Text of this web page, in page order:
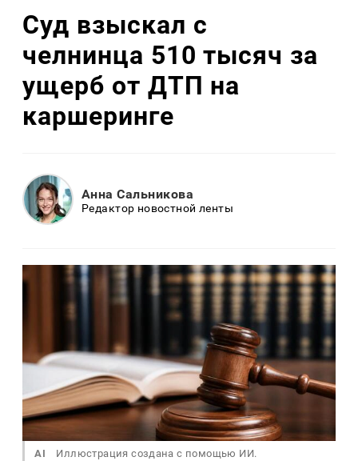
Суд взыскал с
челнинца 510 тысяч за
ущерб от ДТП на
каршеринге
Анна Сальникова
Редактор новостной ленты
AI Иллюстрация создана с помощью ИИ.